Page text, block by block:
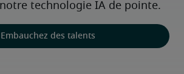
technologie IA de pointe.
Embauchez des talents